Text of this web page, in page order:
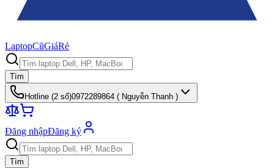
LaptopCũGiáRẻ
Tìm
Hotline (2 số)0972289864 ( Nguyễn Thanh )
Đăng nhậpĐăng ký
Tìm